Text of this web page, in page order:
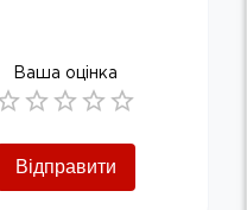
Ваша оцінка
Відправити